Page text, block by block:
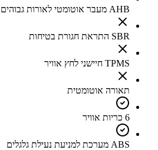
AHB מעבר אוטומטי לאורות גבוהים
SBR התראת חגורת בטיחות
TPMS חיישני לחץ אוויר
תאורה אוטומטית
6 כריות אוויר
ABS מערכת למניעת נעילת גלגלים